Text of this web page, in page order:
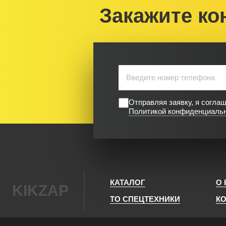
Закажите
Отправляя заявку, я
Политикой
KIKZAP КАТАЛОГ
О
ТО СПЕЦТЕХНИКИ